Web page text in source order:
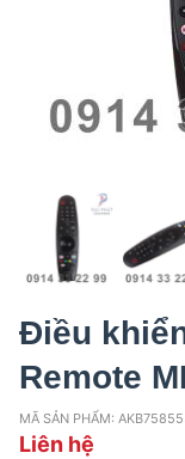
Điều
Remote
MÃ SẢN PHẨM:
Liên hệ